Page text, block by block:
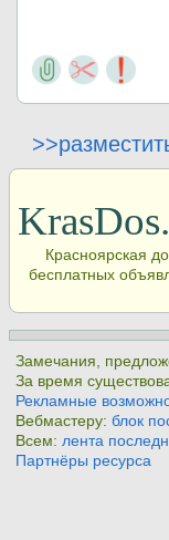
Красноярская
бесплатных
Замечания,
За время
Рекламные
Вебмастеру:блок
Всем: лента
Партнёры ресурса